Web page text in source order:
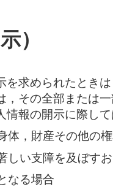
）
を求められたとき
，その全部または
報の開示に際し
体，財産その他の
しい支障を及ぼす
なる場合